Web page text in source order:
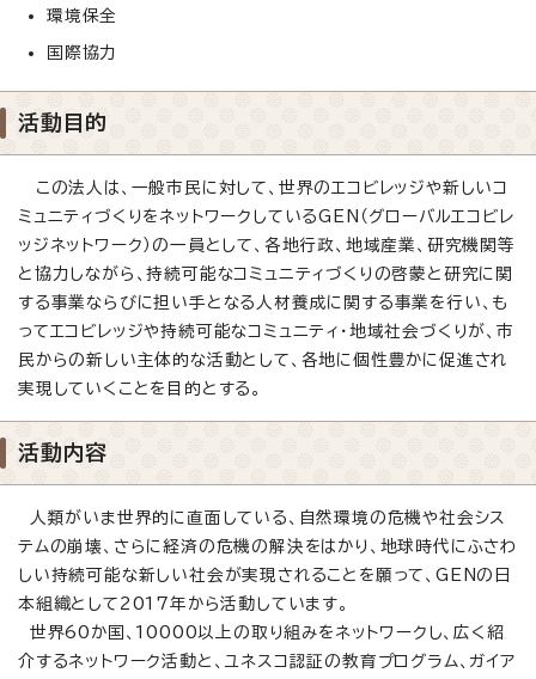
環境保全
国際協力
活動目的
この法人は、一般市民に対して、世界のエコビレッジや新しいコ
ミュニティづくりをネットワークしているGEN（グローバルエコビレ
ッジネットワーク）の一員として、各地行政、地域産業、研究機関等
と協力しながら、持続可能なコミュニティづくりの啓蒙と研究に関
する事業ならびに担い手となる人材養成に関する事業を行い、も
ってエコビレッジや持続可能なコミュニティ・地域社会づくりが、市
民からの新しい主体的な活動として、各地に個性豊かに促進され
実現していくことを目的とする。
活動内容
人類がいま世界的に直面している、自然環境の危機や社会シス
テムの崩壊、さらに経済の危機の解決をはかり、地球時代にふさわ
しい持続可能な新しい社会が実現されることを願って、GENの日
本組織として2017年から活動しています。
世界60か国、10000以上の取り組みをネットワークし、広く紹
介するネットワーク活動と、ユネスコ認証の教育プログラム、ガイア